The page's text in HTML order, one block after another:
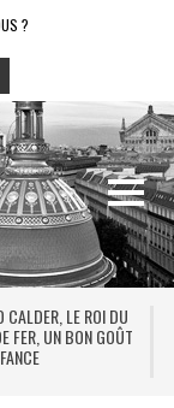
?
CALDER, LE ROI DU
FER, UN BON GOÛT